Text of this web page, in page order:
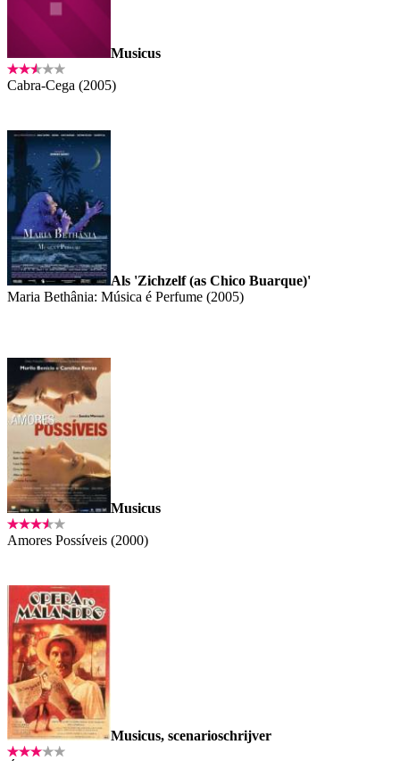
Musicus
Cabra-Cega (2005)
Als 'Zichzelf (as Chico Buarque)'
Maria Bethânia: Música é Perfume (2005)
Musicus
Amores Possíveis (2000)
Musicus, scenarioschrijver